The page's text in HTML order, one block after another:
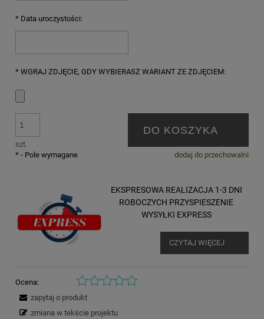
* Data uroczystości:
* WGRAJ ZDJĘCIE, GDY WYBIERASZ WARIANT ZE ZDJĘCIEM:
szt.
DO KOSZYKA
dodaj do przechowalni
* - Pole wymagane
EKSPRESOWA REALIZACJA 1-3 DNI
ROBOCZYCH PRZYSPIESZENIE
WYSYŁKI EXPRESS
CZYTAJ WIĘCEJ
Ocena:
zapytaj o produkt
zmiana w tekście projektu